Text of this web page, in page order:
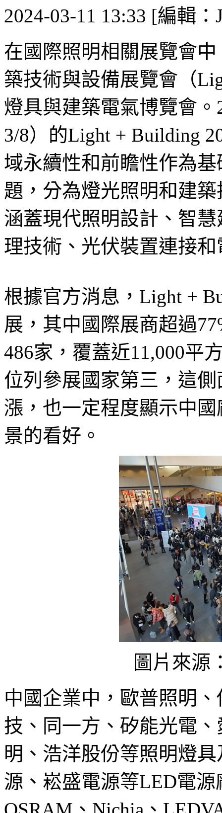
2024-03-11 13:33 [編輯：
在國際照明相關展覽會
築技術與設備展覽會（
燈具與建築電氣博覽會
3/8）的Light + Building
域永續性和前瞻性作為
題，分為燈光照明和建
涵蓋現代照明設計、智
理技術、光伏裝置連接
根據官方消息，Light +
展，其中國際展商超過
486家，覆蓋近11,000平
位列參展國家第三，這
漲，也一定程度顯示中
景的看好。
圖片來源
中國企業中，歐普照明
技、同一方、矽能光電
明、浩洋股份等照明燈
源、崧盛電源等LED電源